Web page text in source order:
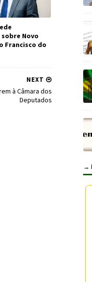
Novo
Francisco do
NEXT
à Câmara dos
Deputados
→